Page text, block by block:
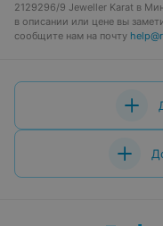
2129296/9 Jeweller Karat в
в описании или цене вы
сообщите нам на почту